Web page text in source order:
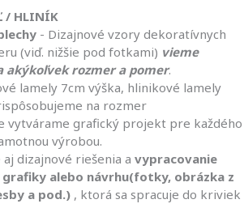
/ HLINÍK
- Dizajnové vzory dekoratívnych
(viď. nižšie pod fotkami) vieme
akýkoľvek rozmer a pomer.
lamely 7cm výška, hlinikové lamely
na rozmer
vytvárame grafický projekt pre každého
výrobou.
aj dizajnové riešenia a vypracovanie
grafiky alebo návrhu(fotky, obrázka z
a pod.) , ktorá sa spracuje do kriviek